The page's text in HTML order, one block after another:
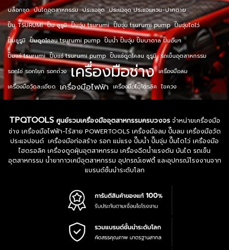
บล็อกชุด บันไดอุตสาหกรรม ประแจชุด ประแจชุด ประแจแหวน-ปากตาย
ปั๊ม TSURUMI ปั๊ม ซูรูมิ ปั๊มจุ่ม tsurumi ปั๊มจุ่ม tsurumi pump ปั๊มจุ่มไดโว่
ปั๊มซูรูมิ ปั๊มดูดโคลน tsurumi pump ปั๊มน้ำ ปั๊มจุ่ม ปั๊มบาดาล ปั๊มอื่นๆ
ปั๊มแช่ tsurumi ปั๊มแช่ tsurumi pump ปั๊มแช่ดูดโคลน ซูรูมิ รถเข็นอุตสาหกรรม
รอกโซ่ รอกโยก รอกถ่วง เครื่องมือช่าง เครื่องมือลม
เครื่องมือวัดละเอียด เครื่องมือไฟฟ้า เครื่องมือไฮโดรลิค ไขควง
TPQTOOLS ศูนย์รวมเครื่องมืออุตสาหกรรมครบวงจรจำหน่ายเครื่องมือ
ช่าง เครื่องมือไฟฟ้า-ไร้สาย POWERTOOLS เครื่องมือลม ปั๊มลม เครื่องมือวัด
ประแจปอนด์ เครื่องมือก่อสร้าง รอก แม่แรง ปั๊มน้ำ ปั๊มจุ่ม ปั๊มไดโว่ เครื่องมือ
ไฮดรอลิค เครื่องดูดฝุ่นอุตสาหกรรม เครื่องฉีดน้ำแรงดัน บันได รถเข็น
อุตสาหกรรม น้ำยากาวเคมีอุตสาหกรรม อุปกรณ์เซฟตี้ และอุปกรณ์โรงงานจาก
แบรนด์ชั้นนำระดับโลก